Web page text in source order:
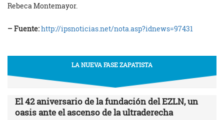
Rebeca Montemayor.
– Fuente:http://ipsnoticias.net/nota.asp?idnews=97431
LA NUEVA FASE ZAPATISTA
El 42 aniversario de la fundación del EZLN, un
oasis ante el ascenso de la ultraderecha